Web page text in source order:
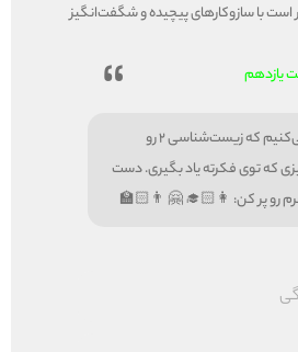
با سازوکارهای پیچیده و شگفت‌انگیز
یازدهم
ما بهت کمک می‌کنیم که زیست‌شناسی 2 رو
که توی فکرته یاد بگیری. دست
رو پر کن: 👩🏻‍🎓 🤗 👨🏻‍🏫